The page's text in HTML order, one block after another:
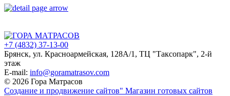
+7 (4832) 37-13-00
Брянск, ул. Красноармейская, 128А/1, ТЦ "Таксопарк", 2-й
этаж
E-mail: info@goramatrasov.com
© 2026 Гора Матрасов
Создание и продвижение сайтов" Магазин готовых сайтов